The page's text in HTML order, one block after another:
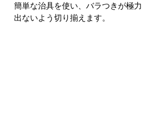
簡単な治具を使い、バラつきが極力
出ないよう切り揃えます。